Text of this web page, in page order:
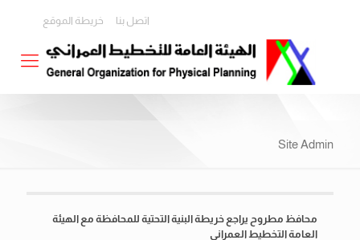
اتصل بنا خريطة الموقع
Site Admin
محافظ مطروح يراجع خريطة البنية التحتية للمحافظة مع الهيئة
العامة التخطيط العمراني